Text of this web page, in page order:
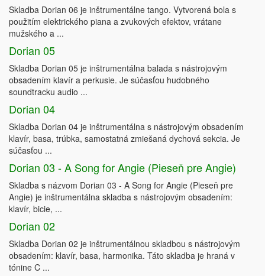
Skladba Dorian 06 je inštrumentálne tango. Vytvorená bola s
použitím elektrického piana a zvukových efektov, vrátane
mužského a ...
Dorian 05
Skladba Dorian 05 je inštrumentálna balada s nástrojovým
obsadením klavír a perkusie. Je súčasťou hudobného
soundtracku audio ...
Dorian 04
Skladba Dorian 04 je inštrumentálna s nástrojovým obsadením
klavír, basa, trúbka, samostatná zmiešaná dychová sekcia. Je
súčasťou ...
Dorian 03 - A Song for Angie (Pieseň pre Angie)
Skladba s názvom Dorian 03 - A Song for Angie (Pieseň pre
Angie) je inštrumentálna skladba s nástrojovým obsadením:
klavír, bicie, ...
Dorian 02
Skladba Dorian 02 je inštrumentálnou skladbou s nástrojovým
obsadením: klavír, basa, harmonika. Táto skladba je hraná v
tónine C ...